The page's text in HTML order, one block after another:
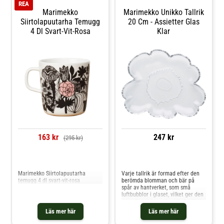
Marimekko
Siirtolapuutarha Temugg
4 Dl Svart-Vit-Rosa
REA
163 kr (295 kr)
Läs mer här
Marimekko Siirtolapuutarha
temugg 4 dl svart-vit-rosa
Marimekko Unikko Tallrik
20 Cm - Assietter Glas
Klar
247 kr
Läs mer här
Varje tallrik är formad efter den
berömda blomman och bär på
spår av hantverket, som små
luftbubblor i glaset, vilket ger den
en unik och levande själ. Använd
den för att servera en delikat
dessert eller som ett elegant